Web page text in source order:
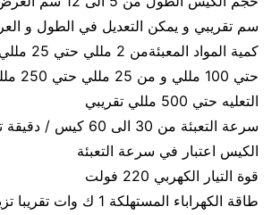
سم تقريبي و يمكن التعديل في الطول و
حتي 100
التعليه حتي 500 مللي تقريبي
سرعة التعبئة من 30 الى
الكيس اعتبار في سرعة التعبئة
قوة التيار الكهربي 220 فولت
طاقة الكهراباء المستهلكة 1 ك